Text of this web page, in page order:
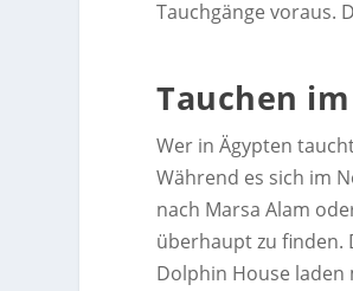
Tauchgänge voraus.
Tauchen
Wer in Ägypten
Während es sich im
nach Marsa Alam
überhaupt zu finden.
Dolphin House laden